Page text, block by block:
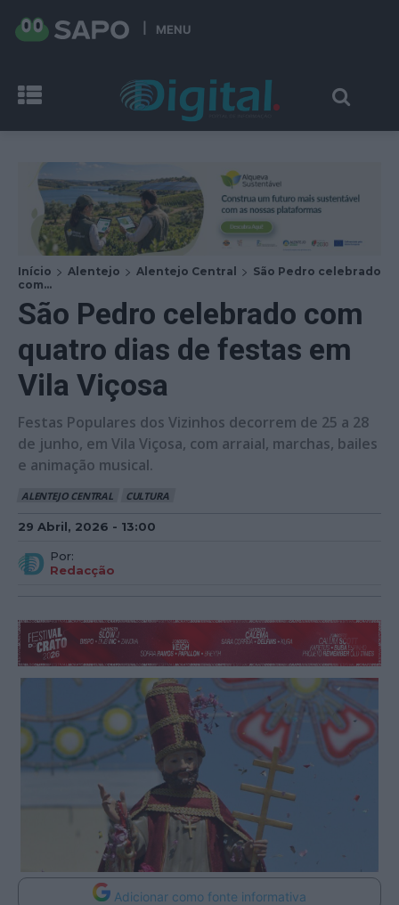
MENU
Início Alentejo Alentejo Central
São Pedro celebrado
com...
São Pedro celebrado com
quatro dias de festas em
Vila Viçosa
Festas Populares dos Vizinhos decorrem de 25 a 28
de junho, em Vila Viçosa, com arraial, marchas, bailes
e animação musical.
ALENTEJO CENTRAL CULTURA
29 Abril, 2026 - 13:00
Por:
Redacção
Adicionar como fonte informativa